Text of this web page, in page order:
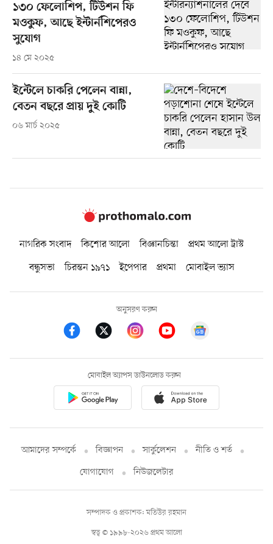
১৩০ ফেলোশিপ, টিউশন ফি
মওকুফ, আছে ইন্টার্নশিপেরও
সুযোগ
১৪ মে ২০২৫
ইন্টেলে চাকরি পেলেন বান্না,
বেতন বছরে প্রায় দুই কোটি
০৬ মার্চ ২০২৫
নাগরিক সংবাদ কিশোর আলো বিজ্ঞানচিন্তা
প্রথম আলো ট্রাস্ট
বন্ধুসভা
চিরন্তন ১৯৭১ ইপেপার প্রথমা মোবাইল ভ্যাস
অনুসরণ করুন
মোবাইল অ্যাপস ডাউনলোড করুন
আমাদের সম্পর্কে বিজ্ঞাপন সার্কুলেশন
নীতি ও শর্ত
যোগাযোগ
নিউজলেটার
স্বত্ব © ১৯৯৮-২০২৬ প্রথম আলো
সম্পাদক ও প্রকাশক: মতিউর রহমান